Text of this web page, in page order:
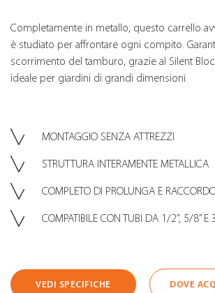
Completamente in metallo, questo carrello
è studiato per affrontare ogni compito.
scorrimento del tamburo, grazie al Silent
ideale per giardini di grandi dimensioni.
MONTAGGIO SENZA ATTREZZI
STRUTTURA INTERAMENTE METALLICA
COMPLETO DI PROLUNGA E
COMPATIBILE CON TUBI DA 1/2”, 5/8” E
VEDI SPECIFICHE DOVE